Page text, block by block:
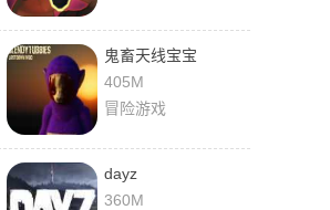
鬼畜天线宝宝
405M
冒险游戏
dayz
360M